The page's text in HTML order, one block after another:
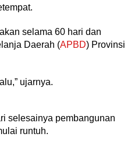
selama 60 hari dan
Daerah (APBD) Provinsi
ujarnya.
selesainya pembangunan
runtuh.